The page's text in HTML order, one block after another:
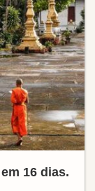
16 dias.